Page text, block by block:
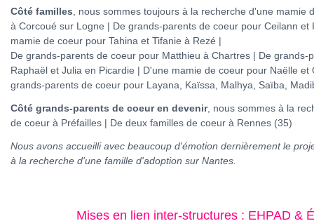
Côté familles , nous sommes toujours à la recherche d'une mamie
à Corcoué sur Logne | De grands-parents de coeur pour Ceilann et
mamie de coeur pour Tahina et Tifanie à Rezé |
De grands-parents de coeur pour Matthieu à Chartres | De grands-
Raphaël et Julia en Picardie | D'une mamie de coeur pour Naëlle et
grands-parents de coeur pour Layana, Kaïssa, Malhya, Saïba,
Côté grands-parents de coeur en devenir, nous sommes à la
de coeur à Préfailles | De deux familles de coeur à Rennes (35)
Nous avons accueilli avec beaucoup d'émotion dernièrement le
à la recherche d'une famille d'adoption sur Nantes.
Mises en lien inter-structures : EHPAD &